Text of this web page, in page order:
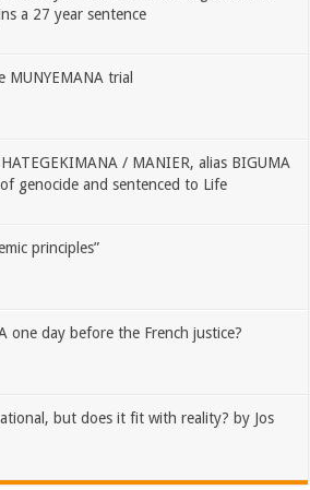
a 27 year sentence
MUNYEMANA trial
/ MANIER, alias BIGUMA
genocide and sentenced to Life
principles”
one day before the French justice?
but does it fit with reality? by Jos